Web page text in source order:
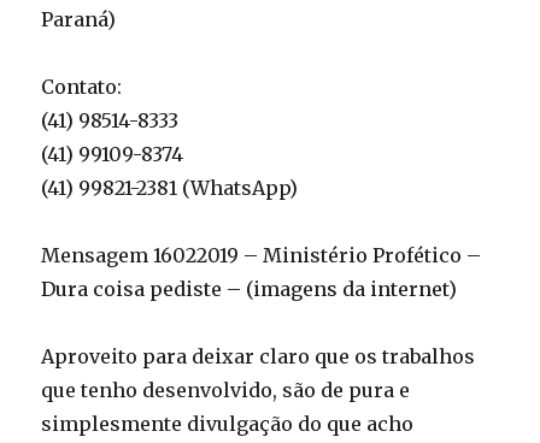
Paraná)
Contato:
(41) 98514-8333
(41) 99109-8374
(41) 99821-2381 (WhatsApp)
Mensagem 16022019 – Ministério Profético –
Dura coisa pediste – (imagens da internet)
Aproveito para deixar claro que os trabalhos
que tenho desenvolvido, são de pura e
simplesmente divulgação do que acho